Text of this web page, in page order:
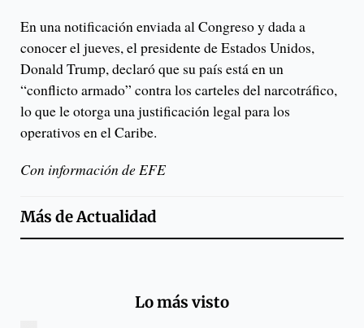
En una notificación enviada al Congreso y dada a
conocer el jueves, el presidente de Estados Unidos,
Donald Trump, declaró que su país está en un
“conflicto armado” contra los carteles del narcotráfico,
lo que le otorga una justificación legal para los
operativos en el Caribe.
Con información de EFE
Más deActualidad
Lo más visto